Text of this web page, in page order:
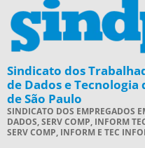
Sindicato dos
de Dados e
de São Paulo
SINDICATO DOS EMPREGADOS
DADOS, SERV COMP, INFORM
SERV COMP, INFORM E TEC